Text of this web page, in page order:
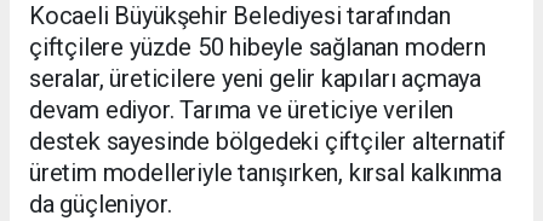
Kocaeli Büyükşehir Belediyesi tarafından
çiftçilere yüzde 50 hibeyle sağlanan modern
seralar, üreticilere yeni gelir kapıları açmaya
devam ediyor. Tarıma ve üreticiye verilen
destek sayesinde bölgedeki çiftçiler alternatif
üretim modelleriyle tanışırken, kırsal kalkınma
da güçleniyor.